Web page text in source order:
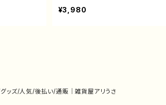
スー
しゃれ
かわいい メンヘラ ヤンデレ
ピアス メンズ レディース お
¥3,980
ッズ/人気/後払い/通販｜雑貨屋アリうさ